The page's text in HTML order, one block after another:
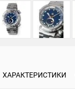
ХАРАКТЕРИСТИКИ